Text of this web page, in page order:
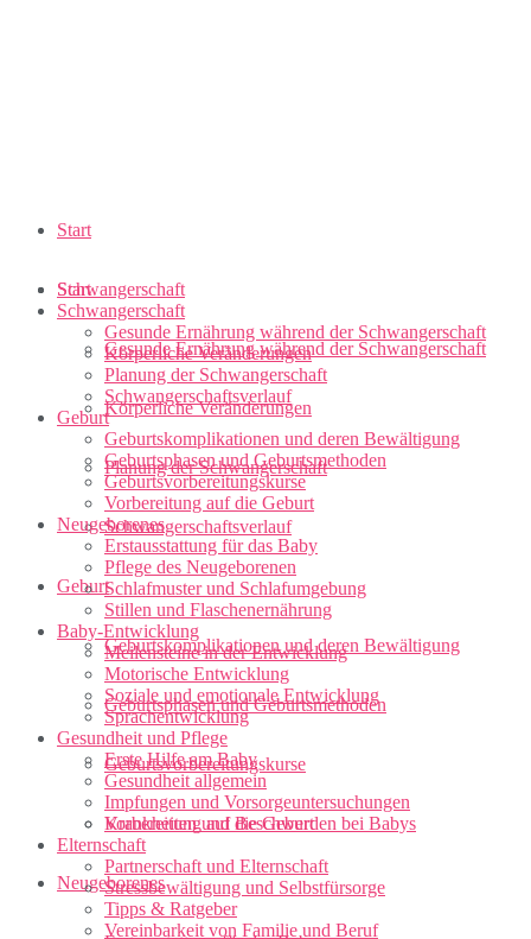
Start
Schwangerschaft
Gesunde Ernährung während der Schwangerschaft
Körperliche Veränderungen
Planung der Schwangerschaft
Schwangerschaftsverlauf
Geburt
Geburtskomplikationen und deren Bewältigung
Geburtsphasen und Geburtsmethoden
Geburtsvorbereitungskurse
Vorbereitung auf die Geburt
Neugeborenes
Start
Schwangerschaft
Gesunde Ernährung während der Schwangerschaft
Körperliche Veränderungen
Planung der Schwangerschaft
Schwangerschaftsverlauf
Geburt
Geburtskomplikationen und deren Bewältigung
Geburtsphasen und Geburtsmethoden
Geburtsvorbereitungskurse
Vorbereitung auf die Geburt
Neugeborenes
Erstausstattung für das Baby
Pflege des Neugeborenen
Schlafmuster und Schlafumgebung
Stillen und Flaschenernährung
Baby-Entwicklung
Meilensteine in der Entwicklung
Motorische Entwicklung
Soziale und emotionale Entwicklung
Sprachentwicklung
Gesundheit und Pflege
Erste Hilfe am Baby
Gesundheit allgemein
Impfungen und Vorsorgeuntersuchungen
Krankheiten und Beschwerden bei Babys
Elternschaft
Partnerschaft und Elternschaft
Stressbewältigung und Selbstfürsorge
Tipps & Ratgeber
Vereinbarkeit von Familie und Beruf